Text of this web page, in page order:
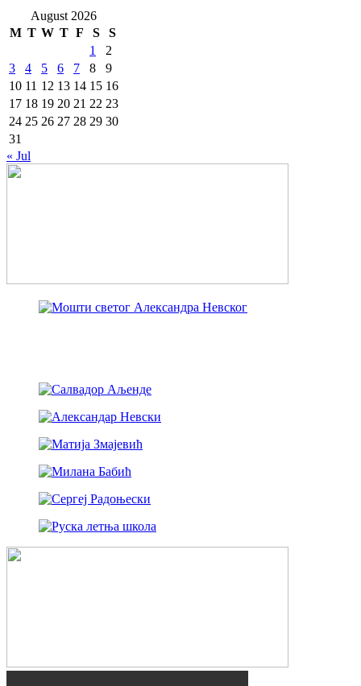
August 2026
M T W T F S
S
1
2
3
4 5 6 7 8
9
10 11 12 13 14 15 16
17 18 19 20 21 22 23
24 25 26 27 28 29 30
31
« Jul